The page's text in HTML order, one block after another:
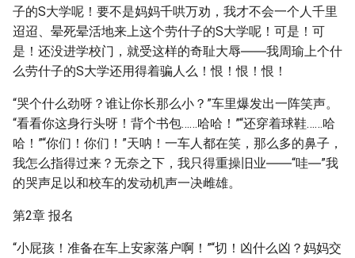
子的S大学呢！要不是妈妈千哄万劝，我才不会一个人千里
迢迢、晕死晕活地来上这个劳什子的S大学呢！可是！可
是！还没进学校门，就受这样的奇耻大辱――我周瑜上个什
么劳什子的S大学还用得着骗人么！恨！恨！恨！
“哭个什么劲呀？谁让你长那么小？”车里爆发出一阵笑声。
“看看你这身行头呀！背个书包……哈哈！”“还穿着球鞋……哈
哈！”“你们！你们！”天呐！一车人都在笑，那么多的鼻子，
我怎么指得过来？无奈之下，我只得重操旧业――“哇―”我
的哭声足以和校车的发动机声一决雌雄。
第2章 报名
“小屁孩！准备在车上安家落户啊！”“切！凶什么凶？妈妈交